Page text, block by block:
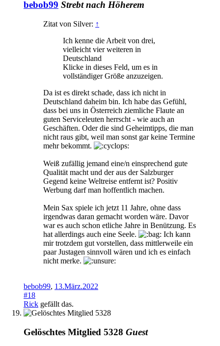
bebob99 Strebt nach Höherem
Zitat von Silver: ↑
Ich kenne die Arbeit von drei,
vielleicht vier weiteren in
Deutschland
Klicke in dieses Feld, um es in
vollständiger Größe anzuzeigen.
Da ist es direkt schade, dass ich nicht in
Deutschland daheim bin. Ich habe das Gefühl,
dass bei uns in Österreich ziemliche Flaute an
guten Serviceleuten herrscht - wie auch an
Geschäften. Oder die sind Geheimtipps, die man
nicht raus gibt, weil man sonst gar keine Termine
mehr bekommt.
Weiß zufällig jemand eine/n einsprechend gute
Qualität macht und der aus der Salzburger
Gegend keine Weltreise entfernt ist? Positiv
Werbung darf man hoffentlich machen.
Mein Sax spiele ich jetzt 11 Jahre, ohne dass
irgendwas daran gemacht worden wäre. Davor
war es auch schon etliche Jahre in Benützung. Es
hat allerdings auch eine Seele.
Ich kann
mir trotzdem gut vorstellen, dass mittlerweile ein
paar Justagen sinnvoll wären und ich es einfach
nicht merke.
bebob99, 13.März.2022
#18
Rick gefällt das.
Gelöschtes Mitglied 5328 Guest